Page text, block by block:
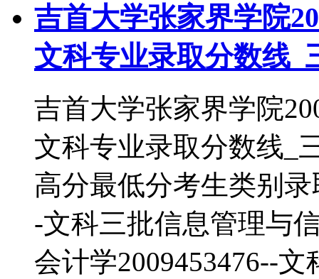
吉首大学张家界学院
文科专业录取分数线_
吉首大学张家界学院
文科专业录取分数线_
高分最低分考生类别
-文科三批信息管理与
会计学2009453476--